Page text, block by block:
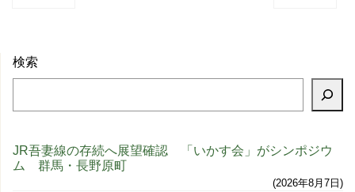
検索
JR吾妻線の存続へ展望確認 「いかす会」がシンポジウ
ム 群馬・長野原町
2026年8月7日